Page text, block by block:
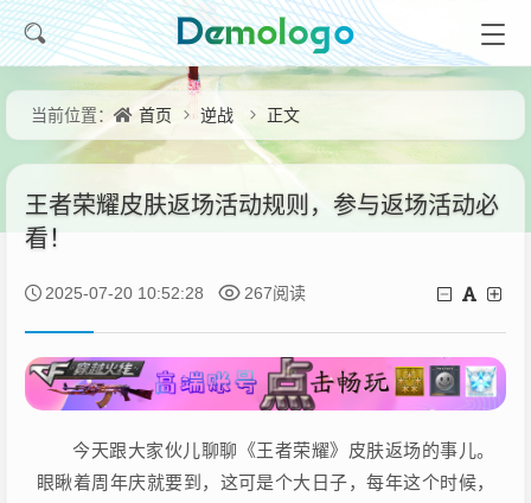
当前位置： 首页 逆战 正文
王者荣耀皮肤返场活动规则，参与返场活动必
看！
2025-07-20 10:52:28 267阅读
今天跟大家伙儿聊聊《王者荣耀》皮肤返场的事儿。
眼瞅着周年庆就要到，这可是个大日子，每年这个时候，